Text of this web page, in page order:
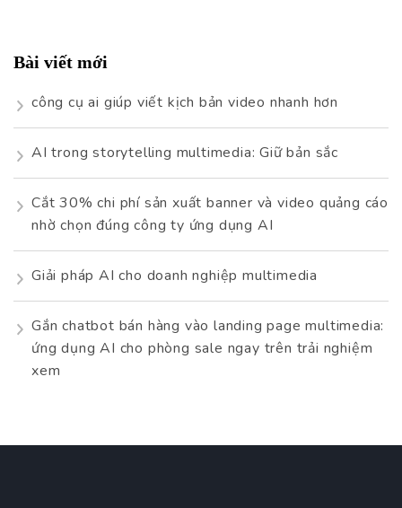
Bài viết mới
công cụ ai giúp viết kịch bản video nhanh hơn
AI trong storytelling multimedia: Giữ bản sắc
Cắt 30% chi phí sản xuất banner và video quảng cáo
nhờ chọn đúng công ty ứng dụng AI
Giải pháp AI cho doanh nghiệp multimedia
Gắn chatbot bán hàng vào landing page multimedia:
ứng dụng AI cho phòng sale ngay trên trải nghiệm
xem